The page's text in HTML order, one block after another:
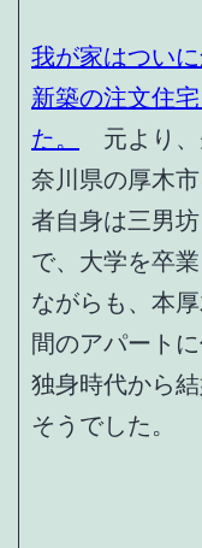
我が家はつい
新築の注文住
た。
元より、
奈川県の厚木
者自身は三男
で、大学を卒
ながらも、本
間のアパート
独身時代から
そうでした。